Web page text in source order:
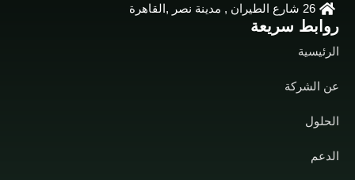
روابط سريعة
الرئيسية
عن الشركة
الحلول
الدعم
26 شارع الطيران , مدينة نصر ,القاهرة